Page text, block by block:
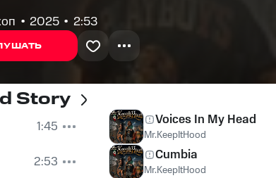
2025 2:53
Story
1:45
2:53
Voices In My Head
Mr.KeepItHood
Cumbia
Mr.KeepItHood